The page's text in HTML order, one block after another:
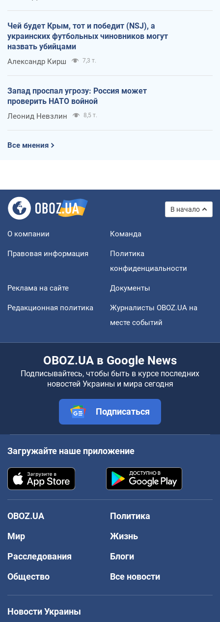
Чей будет Крым, тот и победит (NSJ), а
украинских футбольных чиновников могут
назвать убийцами
Александр Кирш 7,3 т.
Запад проспал угрозу: Россия может
проверить НАТО войной
Леонид Невзлин 8,5 т.
Все мнения
В начало
О компании Команда
Правовая информация
Политика
конфиденциальности
Реклама на сайте Документы
Редакционная политика
Журналисты OBOZ.UA на
месте событий
OBOZ.UA в Google News
Подписывайтесь, чтобы быть в курсе последних
новостей Украины и мира сегодня
Подписаться
Загружайте наше приложение
OBOZ.UA
Политика
Мир
Жизнь
Расследования
Блоги
Общество
Все новости
Новости Украины